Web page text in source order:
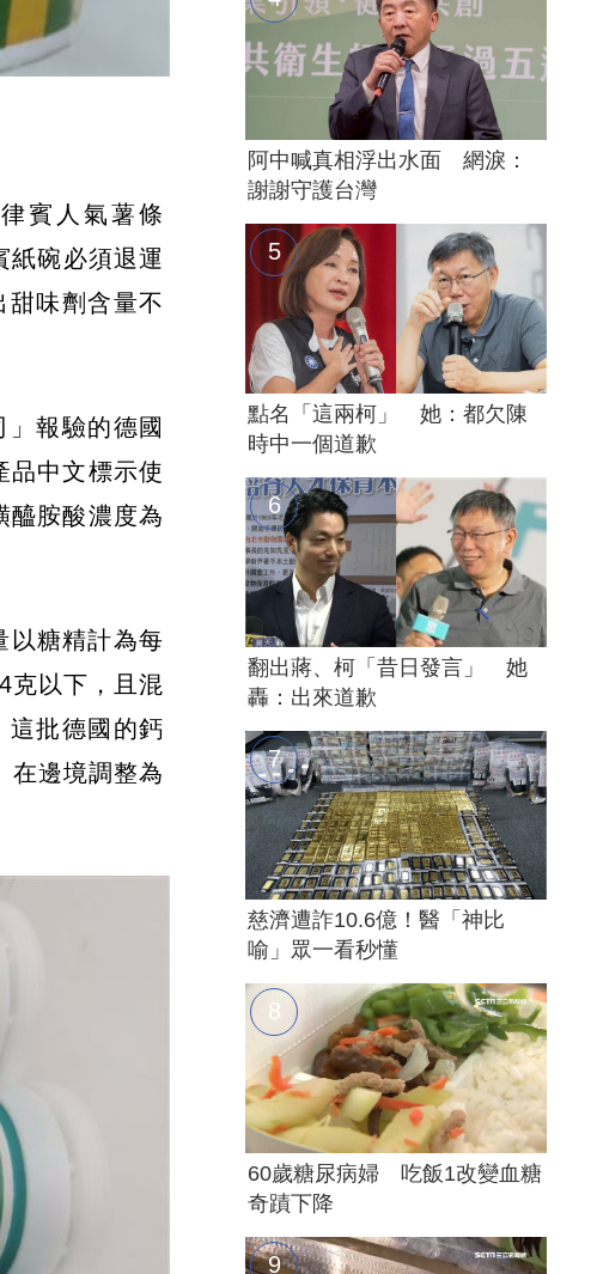
賓人氣薯條
紙碗必須退運
味劑含量不
報驗的德國
品中文標示使
醯胺酸濃度為
以糖精計為每
克以下，且混
這批德國的鈣
在邊境調整為
阿中喊真相浮出水面 網淚：
謝謝守護台灣
點名「這兩柯」 她：都欠陳
時中一個道歉
翻出蔣、柯「昔日發言」 她
轟：出來道歉
慈濟遭詐10.6億！醫「神比
喻」眾一看秒懂
60歲糖尿病婦 吃飯1改變血糖
奇蹟下降